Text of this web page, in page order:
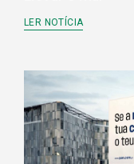
LER NOTÍCIA